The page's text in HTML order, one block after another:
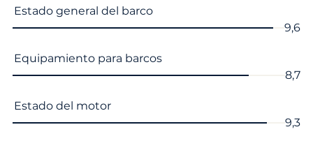
Nombre del criterio Nota
Estado general del barco
9,6
Equipamiento para barcos
8,7
Estado del motor
9,3